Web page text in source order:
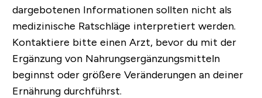
dargebotenen Informationen sollten nicht als
medizinische Ratschläge interpretiert werden.
Kontaktiere bitte einen Arzt, bevor du mit der
Ergänzung von Nahrungsergänzungsmitteln
beginnst oder größere Veränderungen an deiner
Ernährung durchführst.